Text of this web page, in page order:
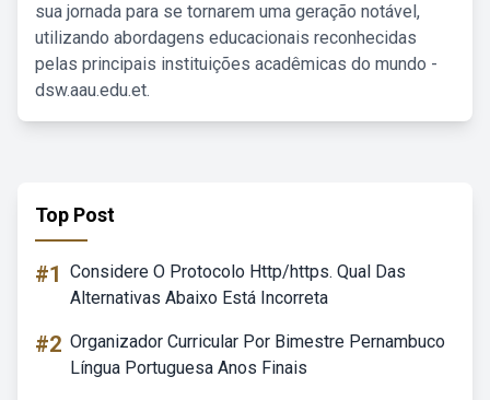
sua jornada para se tornarem uma geração notável,
utilizando abordagens educacionais reconhecidas
pelas principais instituições acadêmicas do mundo -
dsw.aau.edu.et.
Top Post
#1 Considere O Protocolo Http/https. Qual Das
Alternativas Abaixo Está Incorreta
#2 Organizador Curricular Por Bimestre Pernambuco
Língua Portuguesa Anos Finais